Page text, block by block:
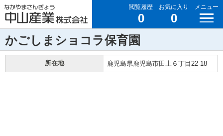
閲覧履歴
0
お気に入り
0
メニュー
かごしまショコラ保育園
所在地 鹿児島県鹿児島市田上６丁目22-18